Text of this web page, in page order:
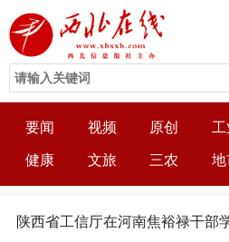
要闻 视频 原创 工
健康 文旅 三农 地
陕西省工信厅在河南焦裕禄干部